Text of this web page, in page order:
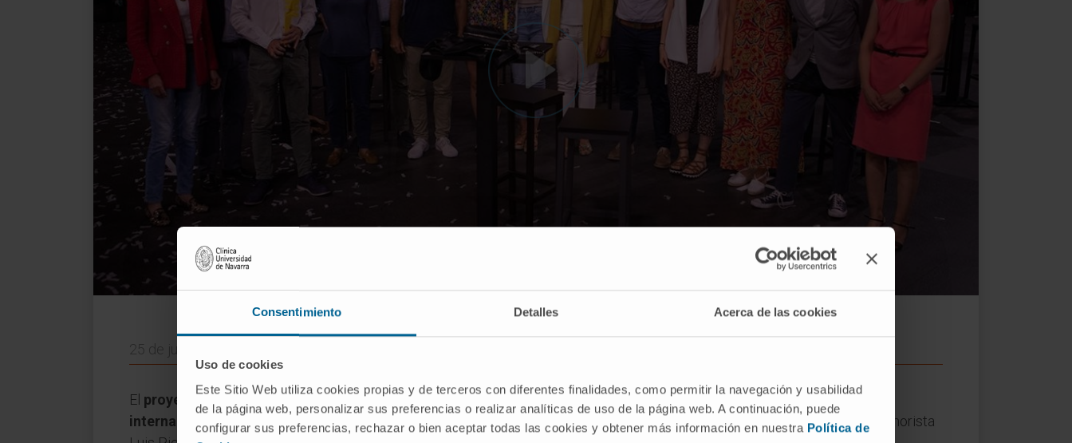
Consentimiento Detalles Acerca de las cookies
Uso de cookies
Este Sitio Web utiliza cookies propias y de terceros con diferentes finalidades, como permitir la navegación y usabilidad
de la página web, personalizar sus preferencias o realizar analíticas de uso de la página web. A continuación, puede
configurar sus preferencias, rechazar o bien aceptar todas las cookies y obtener más información en nuestra Política de
Integrantes del proyecto ganador, con la viróloga Isabel Sola y el humorista Luis Piedrahita, presentador del evento
25 de junio de 2021
El proyecto ‘Bioheart’, coordinado por el Cima Universidad de Navarra, ha logrado el máximo galardón del concurso
internacionalSciencEkaitza. Lo hizo en el marco de la III Gala de la Ciencia de Navarra, un encuentro presentado por el humorista